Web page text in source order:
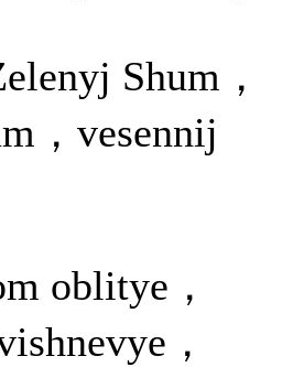
Shum，
，vesennij
oblitye，
，